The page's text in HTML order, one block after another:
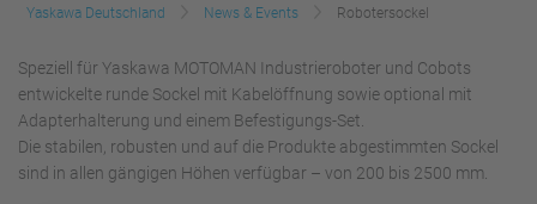
Yaskawa Deutschland News & Events Robotersockel
Speziell für Yaskawa MOTOMAN Industrieroboter und Cobots
entwickelte runde Sockel mit Kabelöffnung sowie optional mit
Adapterhalterung und einem Befestigungs-Set.
Die stabilen, robusten und auf die Produkte abgestimmten Sockel
sind in allen gängigen Höhen verfügbar – von 200 bis 2500 mm.